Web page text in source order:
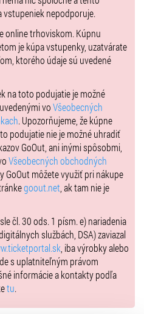
svetových jednotiek tu
Daniil Medvedev, z
Juan Martin Del Potro a
možnosť vidieť aj Kanaďana
hviezd zdvihli v minulosti
olympijský víťaz Marc
tímu Česka Lukáš Rosol, či
Open, Marcos Baghdatis. Minulý
Kanaďan Gabriel Diallo.
mať turnaj vysokú dotáciu –
a celého zabezpečenia láka
sa na turnaj radi vracajú.
každoročne skvelou
hráčov, ale aj popredných
reprezentantov, ktorých počas
vlastné oči. Diváci vždy vďačne
svojich obľúbencov vpred
po 3 €, nedeľa po 5 €.
vstupeniek nepodporuje.
online trhoviskom. Kúpnu
je kúpa vstupenky, uzatvárate
ktorého údaje sú uvedené
na toto podujatie je možné
voVšeobecných
. Upozorňujeme, že kúpne
podujatie nie je možné uhradiť
GoOut, ani inými spôsobmi,
Všeobecných obchodných
GoOut môžete využiť pri nákupe
goout.net, ak tam nie je
čl. 30 ods. 1 písm. e) nariadenia
službách, DSA) zaviazal
, iba výrobky alebo
s uplatniteľným právom
informácie a kontakty podľa
tu.